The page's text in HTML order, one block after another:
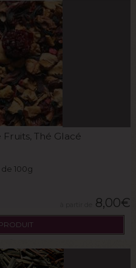
Thé Glacé
100g
8,00€